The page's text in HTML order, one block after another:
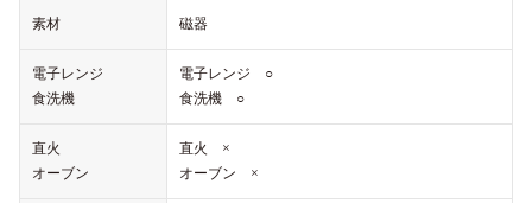
素材 磁器
電子レンジ
食洗機
電子レンジ ○
食洗機 ○
直火
オーブン
直火 ×
オーブン ×